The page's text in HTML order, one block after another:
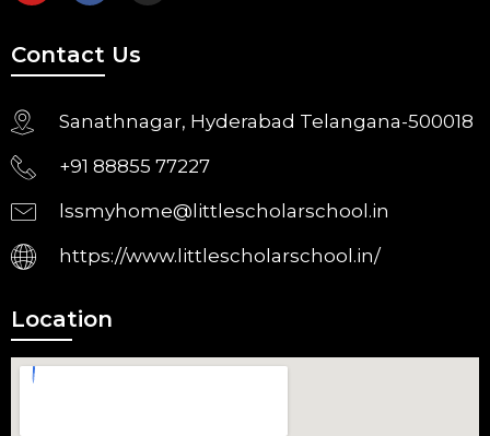
Contact Us
Sanathnagar, Hyderabad Telangana-500018
+91 88855 77227
lssmyhome@littlescholarschool.in
https://www.littlescholarschool.in/
Location